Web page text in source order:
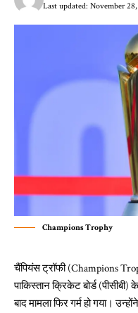
Last updated: November
Champions Trophy
चैंपियंस ट्रॉफी (Champions
पाकिस्तान क्रिकेट बोर्ड
बाद मामला फिर गर्म हो गया।